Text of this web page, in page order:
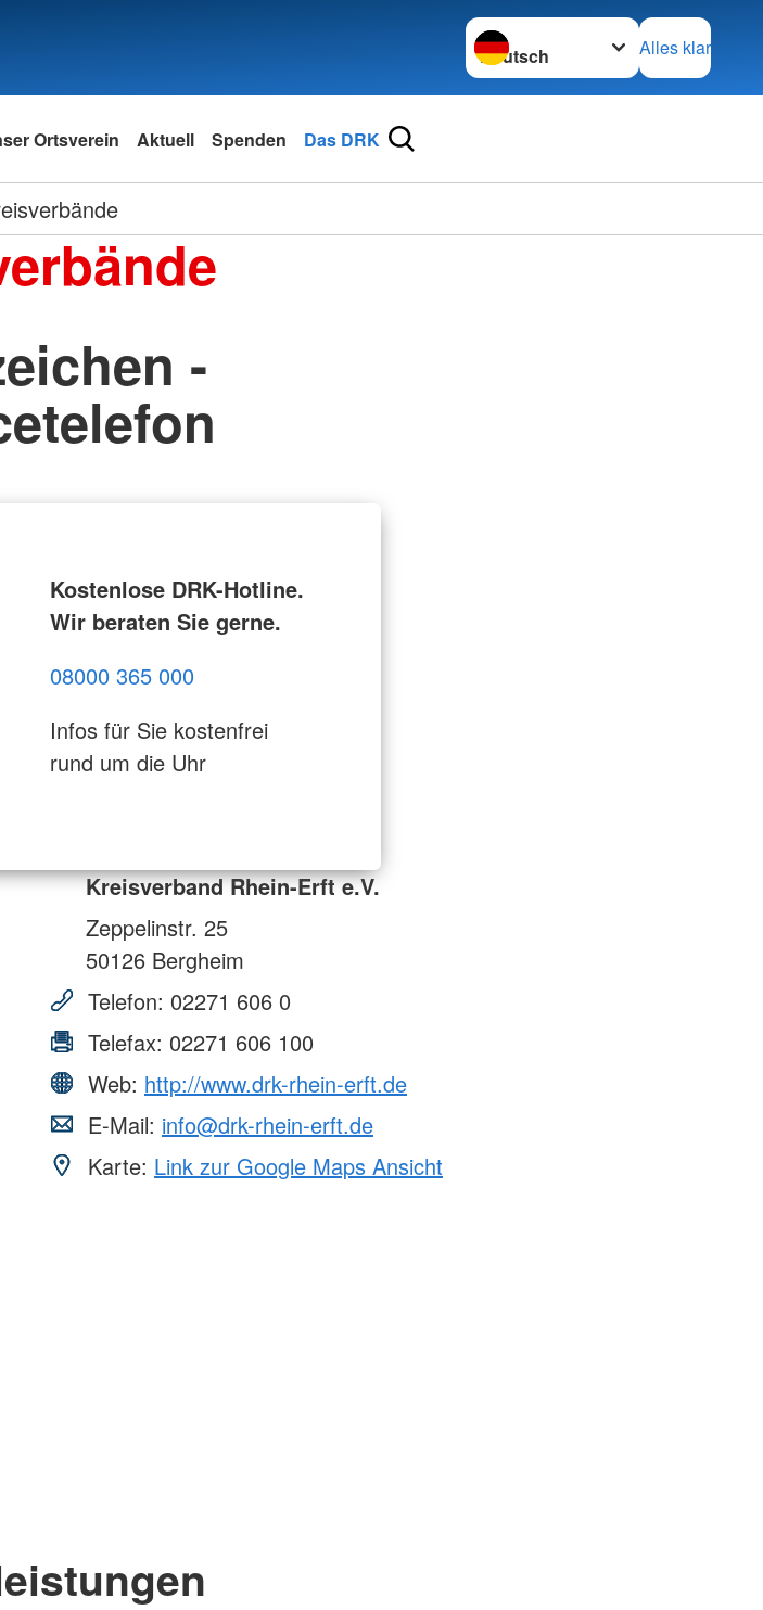
Sprache wechseln zu
Alles klar
Ortsverein Aktuell Spenden Das DRK
-
Kostenlose DRK-Hotline.
Wir beraten Sie gerne.
08000 365 000
Infos für Sie kostenfrei
rund um die Uhr
Kreisverband Rhein-Erft e.V.
Zeppelinstr. 25
50126 Bergheim
Telefon: 02271 606 0
Telefax: 02271 606 100
Web: http://www.drk-rhein-erft.de
E-Mail: info@drk-rhein-erft.de
Karte: Link zur Google Maps Ansicht